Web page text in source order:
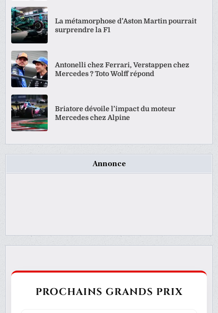
La métamorphose d’Aston Martin pourrait
surprendre la F1
Antonelli chez Ferrari, Verstappen chez
Mercedes ? Toto Wolff répond
Briatore dévoile l’impact du moteur
Mercedes chez Alpine
Annonce
PROCHAINS GRANDS PRIX